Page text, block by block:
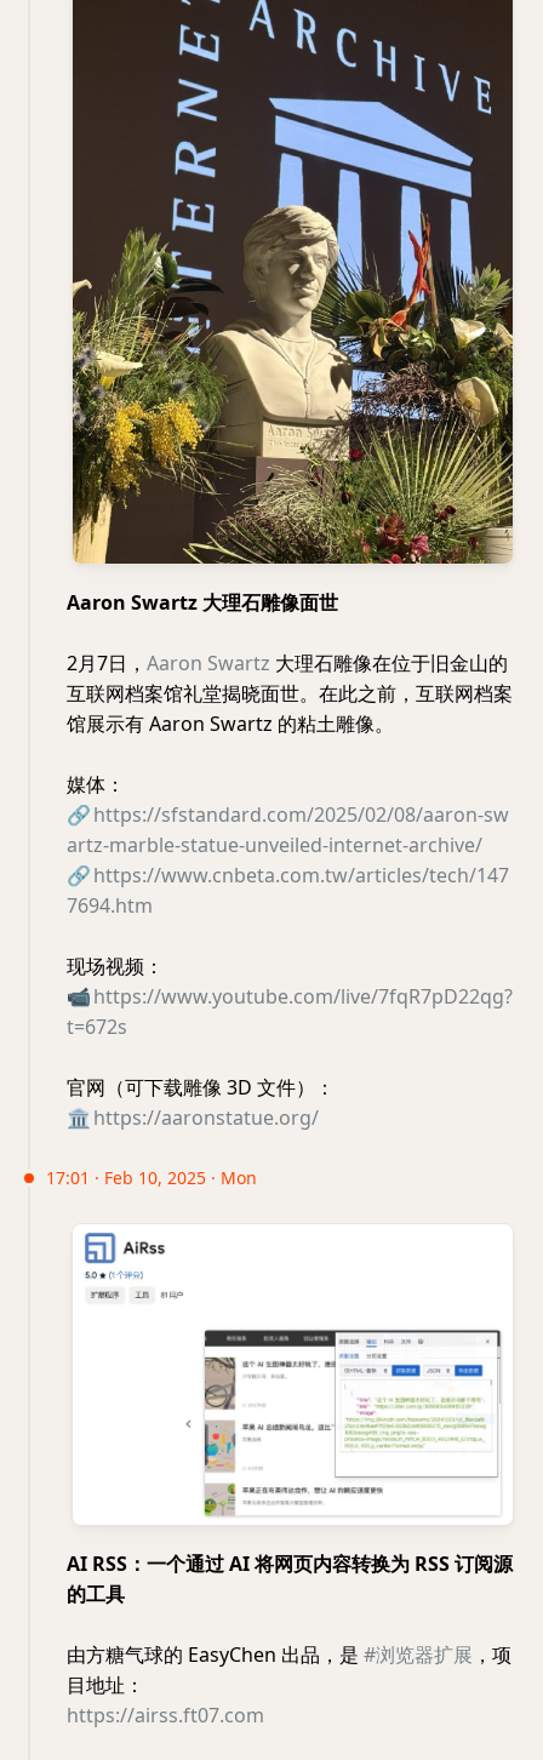
Aaron Swartz 大理石雕像面世
2月7日， Aaron Swartz 大理石雕像在位于旧金山的
互联网档案馆礼堂揭晓面世。在此之前，互联网档案
馆展示有 Aaron Swartz 的粘土雕像。
媒体：
🔗https://sfstandard.com/2025/02/08/aaron-sw
artz-marble-statue-unveiled-internet-archive/
🔗https://www.cnbeta.com.tw/articles/tech/147
7694.htm
现场视频：
📹https://www.youtube.com/live/7fqR7pD22qg?
t=672s
官网（可下载雕像 3D 文件）：
🏛 https://aaronstatue.org/
17:01 · Feb 10, 2025 · Mon
AI RSS：一个通过 AI 将网页内容转换为 RSS 订阅源
的工具
由方糖气球的 EasyChen 出品，是 #浏览器扩展 ，项
目地址：
https://airss.ft07.com